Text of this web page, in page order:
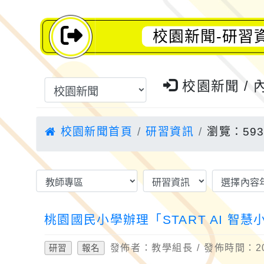
校園新聞-研習
校園新聞 /
校園新聞首頁 研習資訊 瀏覽：593
桃園國民小學辦理「START AI 智慧
研習 報名 發佈者：教學組長 / 發佈時間：